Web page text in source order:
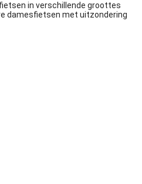
in verschillende groottes
damesfietsen met uitzondering